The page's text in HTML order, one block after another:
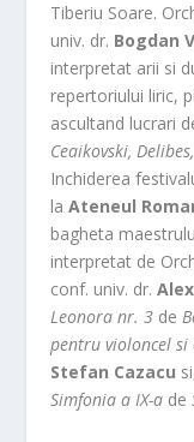
Tiberiu Soare.
univ. dr. Bogdan
interpretat arii si
repertoriului liric,
ascultand lucrari
Ceaikovski,
Inchiderea
laAteneul
bagheta
interpretat de
conf. univ. dr.
Leonora nr. 3 de
pentru violoncel si
Stefan Cazacu
Simfonia a IX-a de